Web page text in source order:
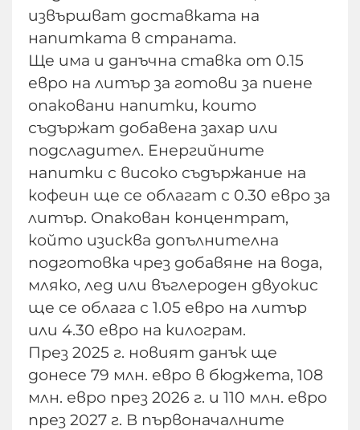
извършват доставката на
напитката в страната.
Ще има и данъчна ставка от 0.15
евро на литър за готови за пиене
опаковани напитки, които
съдържат добавена захар или
подсладител. Енергийните
напитки с високо съдържание на
кофеин ще се облагат с 0.30 евро за
литър. Опакован концентрат,
който изисква допълнителна
подготовка чрез добавяне на вода,
мляко, лед или въглероден двуокис
ще се облага с 1.05 евро на литър
или 4.30 евро на килограм.
През 2025 г. новият данък ще
донесе 79 млн. евро в бюджета, 108
млн. евро през 2026 г. и 110 млн. евро
през 2027 г. В първоначалните